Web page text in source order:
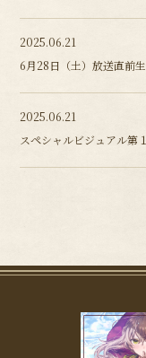
2025.06.21
6月28日（土）放送直前
2025.06.21
スペシャルビジュアル第